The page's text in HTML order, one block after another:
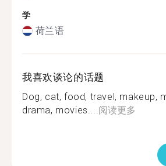
学
荷兰语
我喜欢谈论的话题
Dog, cat, food, travel, makeup,
drama, movies....阅读更多